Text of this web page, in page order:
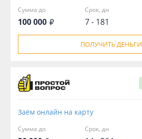
Сумма до
100 000
Срок, дн
7 - 181
ПОЛУЧИТЬ ДЕНЬГИ
Заём онлайн на карту
Сумма до Срок, дн